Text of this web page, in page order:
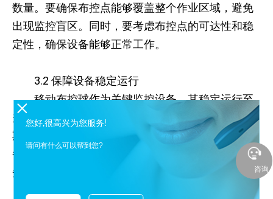
数量。要确保布控点能够覆盖整个作业区域，避免
出现监控盲区。同时，要考虑布控点的可达性和稳
定性，确保设备能够正常工作。
3.2 保障设备稳定运行
移动布控球作为关键监控设备，其稳定运行至
关重要。要选择质量可靠、性能稳定的设备，并定
期进行维护和保养。在户外作业环境中，要注意设
备的防尘、防水、防雷等措施，确保设备在各种恶
劣条件下都能正常工作。
您好,很高兴为您服务!
请问有什么可以帮到您?
咨询